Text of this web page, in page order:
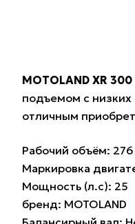
MOTOLAND XR
подъемом с
отличным
Рабочий объём:
Маркировка
Мощность (л.с): 25
бренд: MOTOLAND